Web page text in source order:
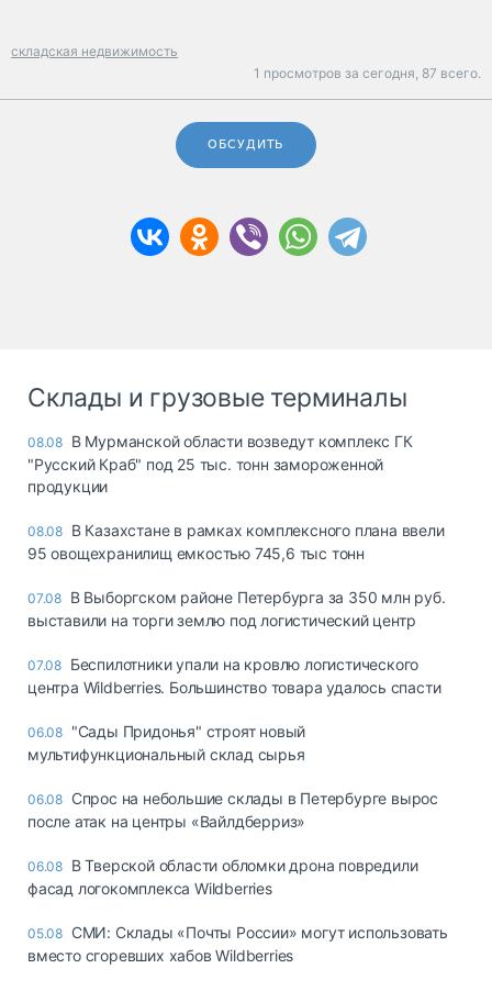
складская недвижимость
1 просмотров за сегодня, 87 всего.
ОБСУДИТЬ
Склады и грузовые терминалы
08.08 В Мурманской области возведут комплекс ГК
"Русский Краб" под 25 тыс. тонн замороженной
продукции
08.08 В Казахстане в рамках комплексного плана ввели
95 овощехранилищ емкостью 745,6 тыс тонн
07.08 В Выборгском районе Петербурга за 350 млн руб.
выставили на торги землю под логистический центр
07.08 Беспилотники упали на кровлю логистического
центра Wildberries. Большинство товара удалось спасти
06.08 "Сады Придонья" строят новый
мультифункциональный склад сырья
06.08 Спрос на небольшие склады в Петербурге вырос
после атак на центры «Вайлдберриз»
06.08 В Тверской области обломки дрона повредили
фасад логокомплекса Wildberries
05.08 СМИ: Склады «Почты России» могут использовать
вместо сгоревших хабов Wildberries